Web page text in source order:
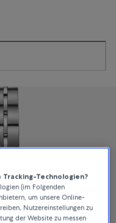
Technologien?
(im Folgenden
um unsere Online-
Nutzereinstellungen zu
der Website zu messen